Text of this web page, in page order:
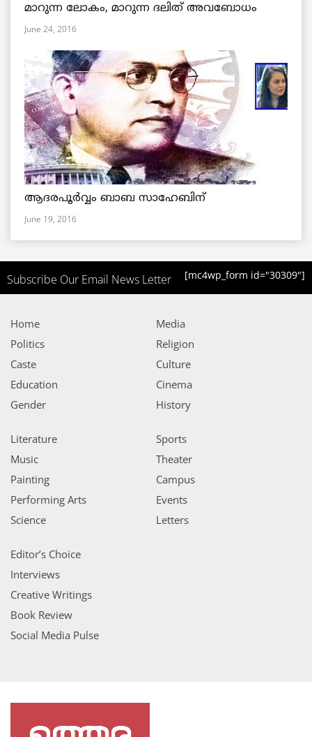
മാറുന്ന ലോകം, മാറുന്ന ദലിത് അവബോധം
June 24, 2016
ആദരപൂര്‍വ്വം ബാബ സാഹേബിന്
June 19, 2016
Subscribe Our Email News Letter [mc4wp_form id="30309"]
Home
Politics
Caste
Education
Gender
Media
Religion
Culture
Cinema
History
Literature
Music
Painting
Performing Arts
Science
Sports
Theater
Campus
Events
Letters
Editor’s Choice
Interviews
Creative Writings
Book Review
Social Media Pulse